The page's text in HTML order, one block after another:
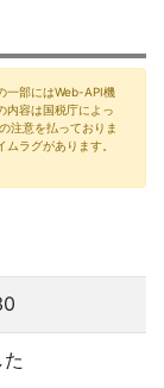
一部にはWeb-API機
内容は国税庁によっ
注意を払っておりま
ラグがあります。